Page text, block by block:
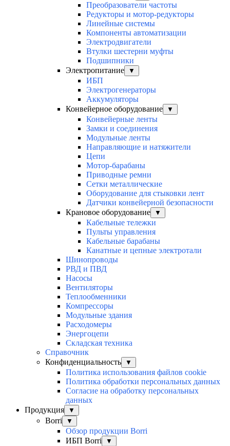
Преобразователи частоты
Редукторы и мотор-редукторы
Линейные системы
Компоненты автоматизации
Электродвигатели
Втулки шестерни муфты
Подшипники
Электропитание
▼
ИБП
Электрогенераторы
Аккумуляторы
Конвейерное оборудование
▼
Конвейерные ленты
Замки и соединения
Модульные ленты
Направляющие и натяжители
Цепи
Мотор-барабаны
Приводные ремни
Сетки металлические
Оборудование для стыковки лент
Датчики конвейерной безопасности
Крановое оборудование
▼
Кабельные тележки
Пульты управления
Кабельные барабаны
Канатные и цепные электротали
Шинопроводы
РВД и ПВД
Насосы
Вентиляторы
Теплообменники
Компрессоры
Модульные здания
Расходомеры
Энергоцепи
Складская техника
Справочник
Конфиденциальность
▼
Политика использования файлов cookie
Политика обработки персональных данных
Согласие на обработку персональных
данных
Продукция
▼
Borri ▼
Обзор продукции Borri
ИБП Borri
▼